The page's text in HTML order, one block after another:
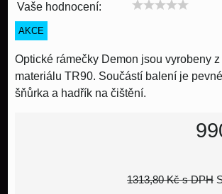
Vaše hodnocení:
AKCE
Optické rámečky Demon jsou vyrobeny
materiálu TR90. Součástí balení je
šňůrka a hadřík na čištění.
1313,80 Kč s DPH